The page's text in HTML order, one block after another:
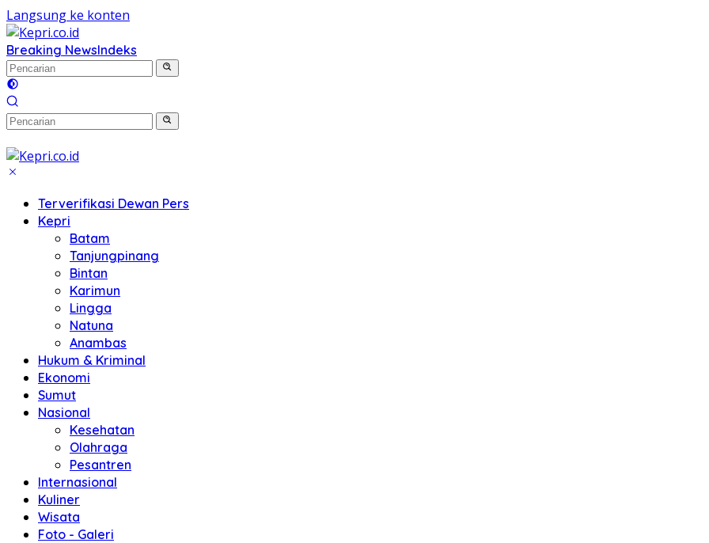
Langsung ke konten
Breaking NewsIndeks
Terverifikasi Dewan Pers
Kepri
Batam
Tanjungpinang
Bintan
Karimun
Lingga
Natuna
Anambas
Hukum & Kriminal
Ekonomi
Sumut
Nasional
Kesehatan
Olahraga
Pesantren
Internasional
Kuliner
Wisata
Foto - Galeri